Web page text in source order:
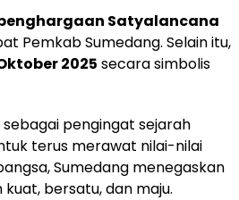
Satyalancana
Pemkab Sumedang. Selain itu,
2025 secara simbolis
pengingat sejarah
terus merawat nilai-nilai
Sumedang menegaskan
bersatu, dan maju.